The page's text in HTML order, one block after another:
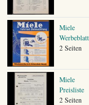
Miele
Werbeblatt
2 Seiten
Miele
Preisliste
2 Seiten